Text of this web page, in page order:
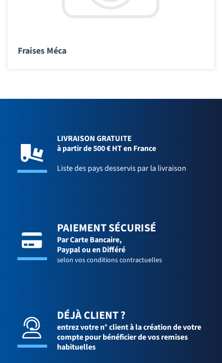
Fraises Méca
LIVRAISON GRATUITE
à partir de 500 € HT en France
Liste des pays desservis par la livraison
PAIEMENT SÉCURISÉ
Par Carte Bancaire,
Paypal ou en Différé
selon vos conditions contractuelles
DÉJÀ CLIENT ?
entrez votre n° client à la création de votre
compte pour bénéficier de vos remises
habituelles